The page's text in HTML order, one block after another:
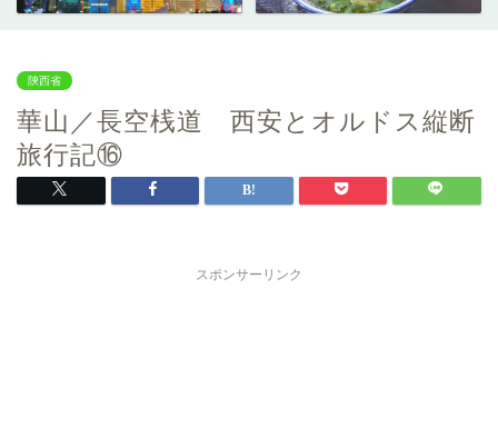
陝西省
華山／長空桟道 西安とオルドス縦断
旅行記⑯
スポンサーリンク